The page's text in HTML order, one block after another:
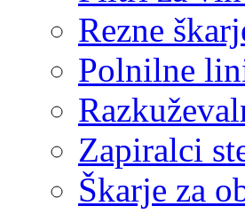
Rezne
Polnilne
Zapiralci
Škarje za